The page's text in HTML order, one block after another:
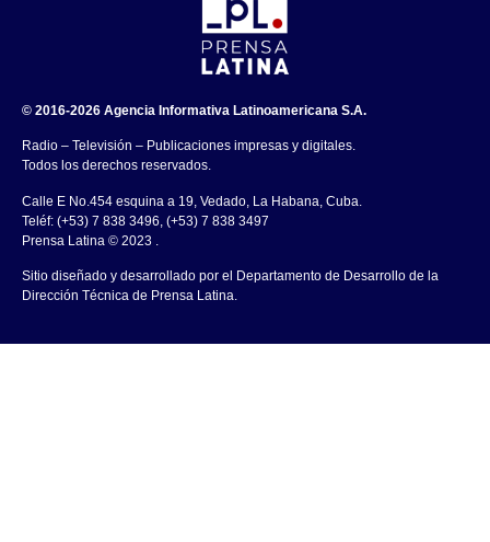
© 2016-2026 Agencia Informativa Latinoamericana S.A.
Radio – Televisión – Publicaciones impresas y digitales.
Todos los derechos reservados.
Calle E No.454 esquina a 19, Vedado, La Habana, Cuba.
Teléf: (+53) 7 838 3496, (+53) 7 838 3497
Prensa Latina © 2023 .
Sitio diseñado y desarrollado por el Departamento de Desarrollo de la
Dirección Técnica de Prensa Latina.